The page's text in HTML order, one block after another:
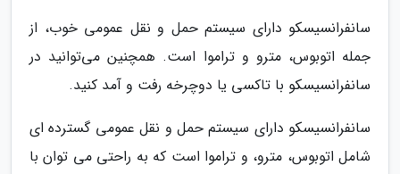
سانفرانسیسکو دارای سیستم حمل و نقل عمومی خوب، از
جمله اتوبوس، مترو و تراموا است. همچنین می‌توانید در
سانفرانسیسکو با تاکسی یا دوچرخه رفت و آمد کنید.
سانفرانسیسکو دارای سیستم حمل و نقل عمومی گسترده ای
شامل اتوبوس، مترو، و تراموا است که به راحتی می توان با